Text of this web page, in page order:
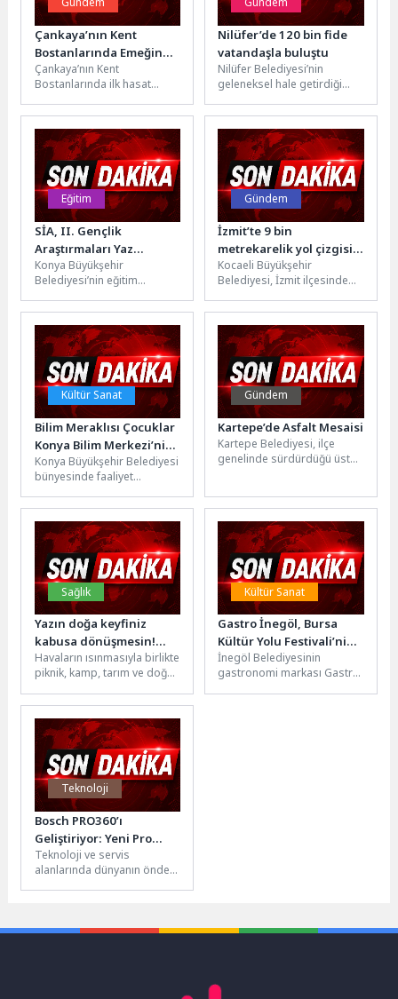
Çankaya’nın Kent
Bostanlarında Emeğin
Hasadı Başladı
Çankaya’nın Kent
Bostanlarında ilk hasat
ve ATA Kent Bostanlarında
üretime geçen kursiyerler,...
Nilüfer’de 120 bin fide
vatandaşla buluştu
Nilüfer Belediyesi’nin
geleneksel hale getirdiği
etkinliği bu yıl 7’nci kez
düzenlendi....
Eğitim
SİA, II. Gençlik
Araştırmaları Yaz
Okulu’nu Tamamladı
Konya Büyükşehir
Belediyesi’nin eğitim
Lise Medeniyet Akademileri
iş birliğinde Sosyal
İnovasyon Ajansı...
Gündem
İzmit’te 9 bin
metrekarelik yol çizgisi
tamam
Kocaeli Büyükşehir
Belediyesi, İzmit ilçesinde
güvenli bir şekilde seyahat
etmelerini sağlamak...
Kültür Sanat
Bilim Meraklısı Çocuklar
Konya Bilim Merkezi’nin
Yaz Bilim Kampları’nda
Buluşuyor
Konya Büyükşehir Belediyesi
bünyesinde faaliyet
Merkezi, yaz tatilini bilim ve
teknolojiyle
değerlendirmek...
Gündem
Kartepe’de Asfalt Mesaisi
Kartepe Belediyesi, ilçe
genelinde sürdürdüğü üst
Sağlık
Yazın doğa keyfiniz
kabusa dönüşmesin!
Keneye dikkat!
Havaların ısınmasıyla birlikte
piknik, kamp, tarım ve doğa
yoğunlaşırken, açık alanlarda
kene tutunmasına bağlı
olarak Kırım...
Kültür Sanat
Gastro İnegöl, Bursa
Kültür Yolu Festivali’nin
“Lezzet Noktası” Oldu
İnegöl Belediyesinin
gastronomi markası Gastro
Teknoloji
Bosch PRO360’ı
Geliştiriyor: Yeni Pro
Deals Modülü ile
Profesyonellere Ek
Avantajlar Sunuyor
Teknoloji ve servis
alanlarında dünyanın önde
yönelik...